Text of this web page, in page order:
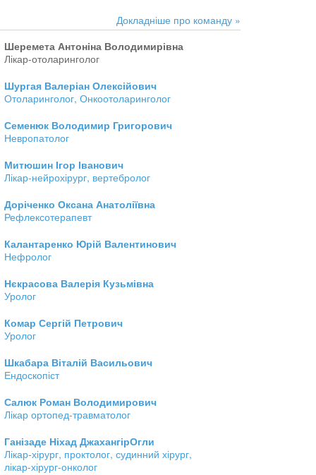
Докладніше про команду »
Шеремета Антоніна Володимирівна
Лікар-отоларинголог
Шургая Валеріан Олексійович
Отоларинголог, Онкоотоларинголог
Семенюк Володимир Григорович
Невропатолог
Митюшин Ігор Іванович
Лікар-нейрохірург, вертебролог
Доріченко Оксана Анатоліївна
Рефлексотерапевт
Калантаренко Юрій Валентинович
Нефролог
Нєкрасова Валерія Кузьмівна
Уролог
Комар Сергій Петрович
Уролог
Шкабара Віталій Васильович
Ендоскопіст
Салюк Роман Володимирович
Лікар ортопед-травматолог
Ганізаде Ніхад ДжахангірОгли
Лікар-хірург, проктолог, судинний хірург,
лікар-хірург-онколог